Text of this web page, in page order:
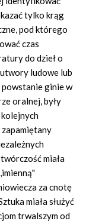
tylko krąg
pod którego
czas
do dzieł o
ludowe lub
ginie w
oralnej, były
zapamiętany
miała
za cnotę
miała służyć
trwalszym od